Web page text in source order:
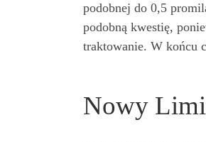
podobnej do 0,5
podobną kwestię,
traktowanie. W końcu
Nowy